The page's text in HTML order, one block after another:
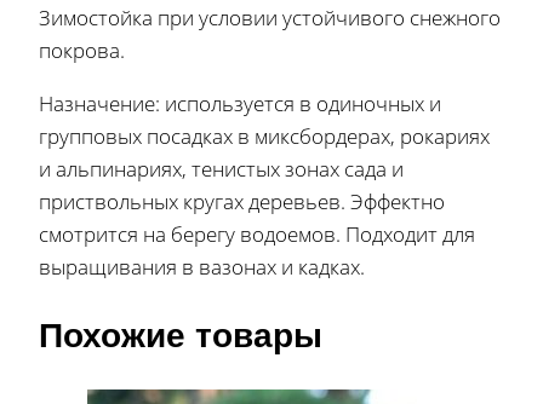
Зимостойка при условии устойчивого снежного
покрова.
Назначение: используется в одиночных и
групповых посадках в миксбордерах, рокариях
и альпинариях, тенистых зонах сада и
приствольных кругах деревьев. Эффектно
смотрится на берегу водоемов. Подходит для
выращивания в вазонах и кадках.
Похожие товары